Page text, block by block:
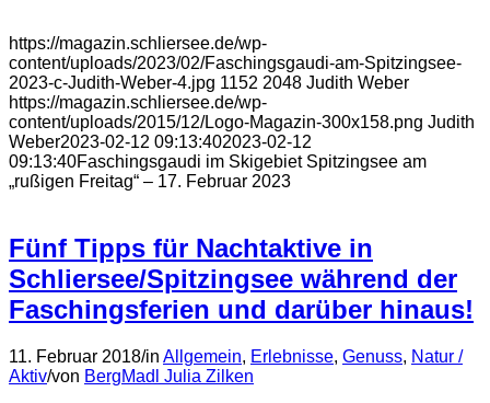
https://magazin.schliersee.de/wp-
content/uploads/2023/02/Faschingsgaudi-am-Spitzingsee-
2023-c-Judith-Weber-4.jpg 1152 2048 Judith Weber
https://magazin.schliersee.de/wp-
content/uploads/2015/12/Logo-Magazin-300x158.png Judith
Weber2023-02-12 09:13:402023-02-12
09:13:40Faschingsgaudi im Skigebiet Spitzingsee am
„rußigen Freitag“ – 17. Februar 2023
Fünf Tipps für Nachtaktive in
Schliersee/Spitzingsee während der
Faschingsferien und darüber hinaus!
11. Februar 2018/in Allgemein, Erlebnisse, Genuss, Natur /
Aktiv/von BergMadl Julia Zilken